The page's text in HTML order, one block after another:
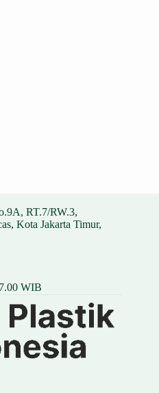
RT.7/RW.3,
Kota Jakarta Timur,
WIB